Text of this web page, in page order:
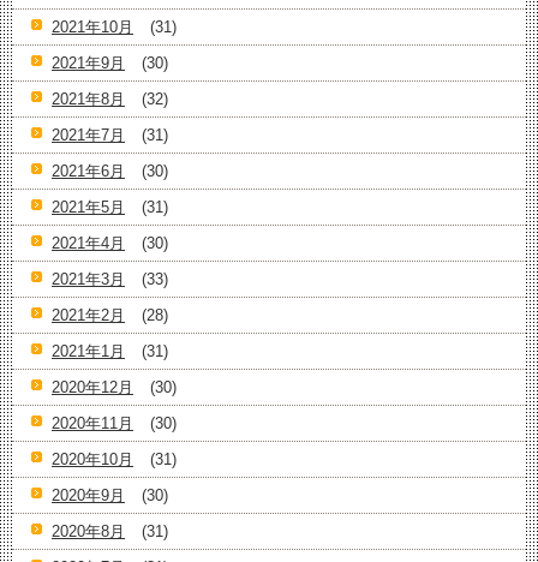
2021年10月
(31)
2021年9月
(30)
2021年8月
(32)
2021年7月
(31)
2021年6月
(30)
2021年5月
(31)
2021年4月
(30)
2021年3月
(33)
2021年2月
(28)
2021年1月
(31)
2020年12月
(30)
2020年11月
(30)
2020年10月
(31)
2020年9月
(30)
2020年8月
(31)